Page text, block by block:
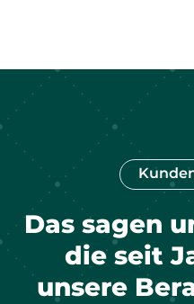
Das sagen
die seit
unsere